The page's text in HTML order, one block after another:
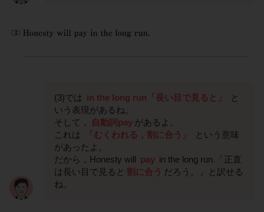
(3)では in the long run「長い目で見ると」
と
いう表現があるね。
そして，
自動詞pay があるよ。
これは
「むくわれる，割に合う」
という意味
があったよ。
だから，Honesty will pay in the long run.「正直
は長い目で見ると 割に合う だろう。」と訳せる
ね。